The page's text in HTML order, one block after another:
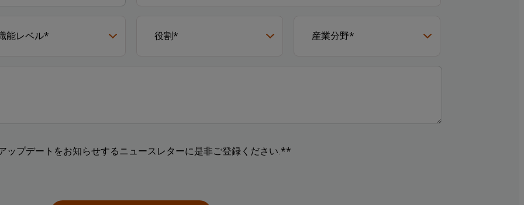
ップデートをお知らせするニュースレターに是非ご登録ください.**